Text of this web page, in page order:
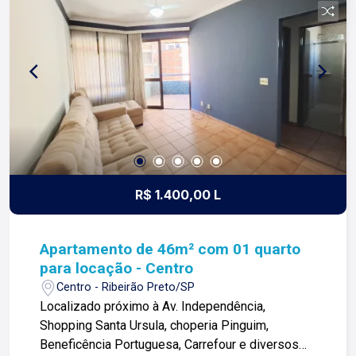
com nossos proprietários e clientes. Somos uma
imobiliária que equilibra a tradicionalidade com o
arrojo e a força comercial da atualidade. A Lago é
sua principal imobiliária em Ribeirão Preto!
R$ 1.400,00 L
Apartamento de 46m² com 01 quarto
para locação - Centro
Centro - Ribeirão Preto/SP
Localizado próximo à Av. Independência,
Shopping Santa Ursula, choperia Pinguim,
Beneficência Portuguesa, Carrefour e diversos